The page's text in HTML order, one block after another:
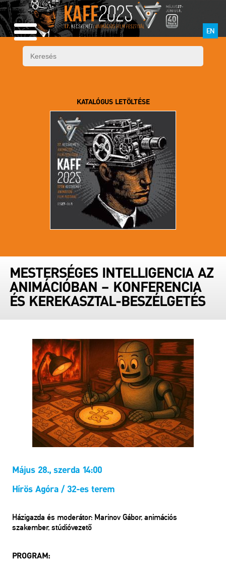
EN
KATALÓGUS LETÖLTÉSE
MESTERSÉGES INTELLIGENCIA AZ
ANIMÁCIÓBAN – KONFERENCIA
ÉS KEREKASZTAL-BESZÉLGETÉS
Május 28., szerda 14:00
Hírös Agóra / 32-es terem
Házigazda és moderátor: Marinov Gábor, animációs
szakember, stúdióvezető
PROGRAM: